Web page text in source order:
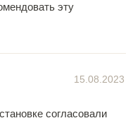
эту
15.08.2023
согласовали